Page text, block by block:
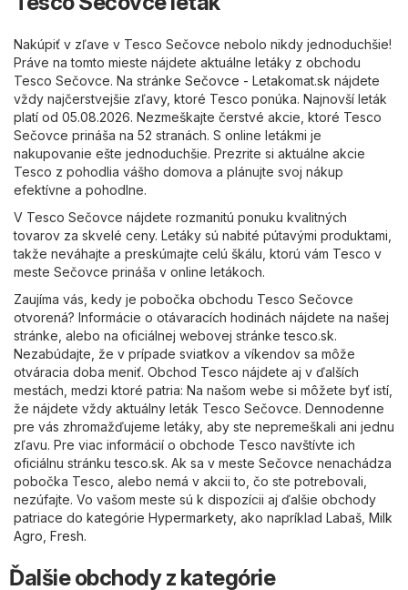
Nakúpiť v zľave v Tesco Sečovce nebolo nikdy jednoduchšie!
Práve na tomto mieste nájdete aktuálne letáky z obchodu
Tesco Sečovce. Na stránke Sečovce - Letakomat.sk nájdete
vždy najčerstvejšie zľavy, ktoré Tesco ponúka. Najnovší leták
platí od 05.08.2026. Nezmeškajte čerstvé akcie, ktoré Tesco
Sečovce prináša na 52 stranách. S online letákmi je
nakupovanie ešte jednoduchšie. Prezrite si aktuálne akcie
Tesco z pohodlia vášho domova a plánujte svoj nákup
efektívne a pohodlne.
V Tesco Sečovce nájdete rozmanitú ponuku kvalitných
tovarov za skvelé ceny. Letáky sú nabité pútavými produktami,
takže neváhajte a preskúmajte celú škálu, ktorú vám Tesco v
meste Sečovce prináša v online letákoch.
Zaujíma vás, kedy je pobočka obchodu Tesco Sečovce
otvorená? Informácie o otávaracích hodinách nájdete na našej
stránke, alebo na oficiálnej webovej stránketesco.sk.
Nezabúdajte, že v prípade sviatkov a víkendov sa môže
otváracia doba meniť. Obchod Tesco nájdete aj v ďalších
mestách, medzi ktoré patria: Na našom webe si môžete byť istí,
že nájdete vždy aktuálny leták Tesco Sečovce. Dennodenne
pre vás zhromažďujeme letáky, aby ste nepremeškali ani jednu
zľavu. Pre viac informácií o obchode Tesco navštívte ich
oficiálnu stránkutesco.sk. Ak sa v meste Sečovce nenachádza
pobočka Tesco, alebo nemá v akcii to, čo ste potrebovali,
nezúfajte. Vo vašom meste sú k dispozícii aj ďalšie obchody
patriace do kategórie Hypermarkety, ako napríklad Labaš Milk
Agro Fresh.
Ďalšie obchody z kategórie